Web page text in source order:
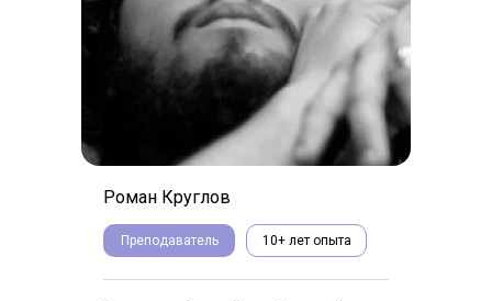
Роман Круглов
10+ лет опыта
Преподаватель